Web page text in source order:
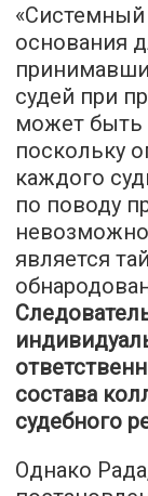
«Системный
основания
судей при
может быть
поскольку
каждого
по поводу
является
состава
судебного
Однако